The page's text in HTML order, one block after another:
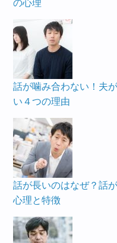
の心理
話が噛み合わない！夫
い４つの理由
話が長いのはなぜ？話
心理と特徴